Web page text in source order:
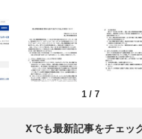
1 / 7
Xでも最新記事をチェッ